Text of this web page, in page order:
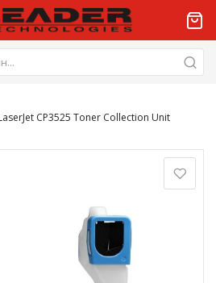
CP3525 Toner Collection Unit